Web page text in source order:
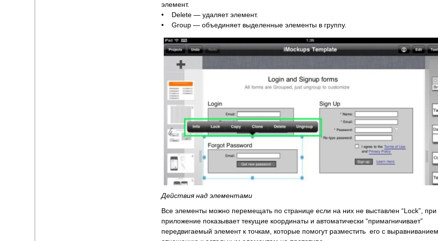
элемент.
• Delete — удаляет элемент.
• Group — объединяет выделенные элементы в группу.
Действия над элементами
Все элементы можно перемещать по странице если на них не выставлен “Lock”, при
приложение показывает текущие координаты и автоматически “примагничивает”
передвигаемый элемент к точкам, которые помогут разместить его с